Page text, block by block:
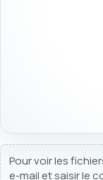
Pour voir les
e-mail et saisir le